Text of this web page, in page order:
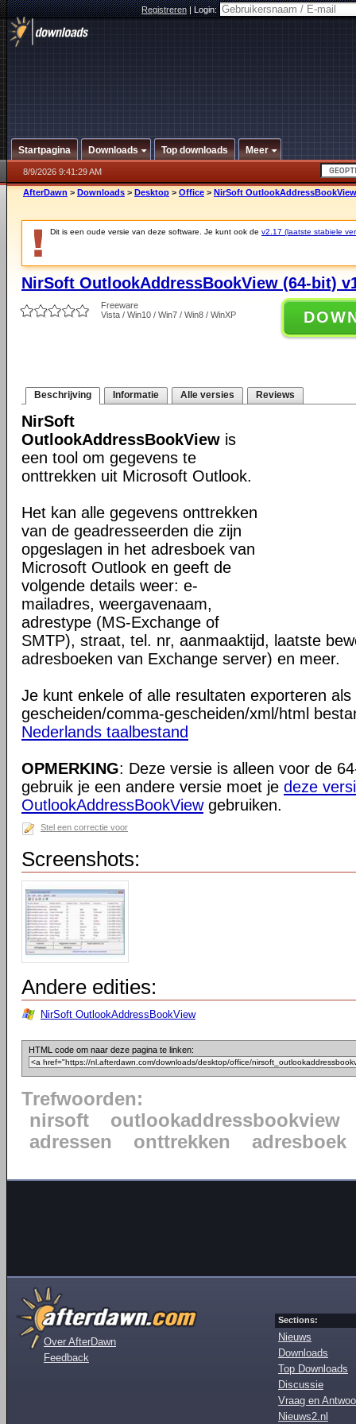
Registreren|Login:
Startpagina Downloads Top downloads Meer
8/9/2026 9:41:29 AM
AfterDawn > Downloads > Desktop > Office > NirSoft
Dit is een oude versie van deze software. Je kunt ook de v2.17 (laatste stabiele
NirSoft OutlookAddressBookView (64-bit)
Freeware
Vista / Win10 / Win7 / Win8 / WinXP
Beschrijving Informatie Alle versies Reviews
NirSoft
OutlookAddressBookView is
een tool om gegevens te
onttrekken uit Microsoft Outlook.
Het kan alle gegevens onttrekken
van de geadresseerden die zijn
opgeslagen in het adresboek van
Microsoft Outlook en geeft de
volgende details weer: e-
mailadres, weergavenaam,
adrestype (MS-Exchange of
SMTP), straat, tel. nr, aanmaaktijd, laatste
adresboeken van Exchange server) en meer.
Je kunt enkele of alle resultaten exporteren als
gescheiden/comma-gescheiden/xml/html
Nederlands taalbestand
OPMERKING: Deze versie is alleen voor de
gebruik je een andere versie moet je deze
OutlookAddressBookViewgebruiken.
Stel een correctie voor
Screenshots:
Andere edities:
NirSoft OutlookAddressBookView
HTML code om naar deze pagina te linken:
Trefwoorden:
nirsoft
outlookaddressbookview
adressen
onttrekken adresboek
Over AfterDawn
Feedback
Sections:
Nieuws
Downloads
Top Downloads
Discussie
Vraag en
Nieuws2.nl